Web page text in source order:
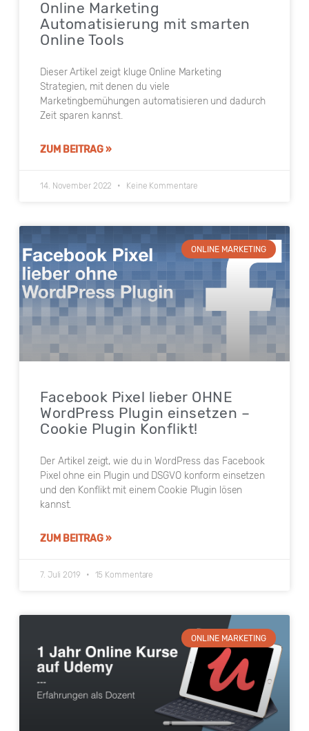
Online Marketing
Automatisierung mit smarten
Online Tools
Dieser Artikel zeigt kluge Online Marketing
Strategien, mit denen du viele
Marketingbemühungen automatisieren und dadurch
Zeit sparen kannst.
ZUM BEITRAG »
14. November 2022 Keine Kommentare
ONLINE MARKETING
Facebook Pixel lieber OHNE
WordPress Plugin einsetzen –
Cookie Plugin Konflikt!
Der Artikel zeigt, wie du in WordPress das Facebook
Pixel ohne ein Plugin und DSGVO konform einsetzen
und den Konflikt mit einem Cookie Plugin lösen
kannst.
ZUM BEITRAG »
7. Juli 2019 15 Kommentare
ONLINE MARKETING